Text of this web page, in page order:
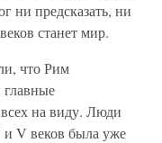
ни предсказать, ни
станет мир.
что Рим
главные
на виду. Люди
V веков была уже